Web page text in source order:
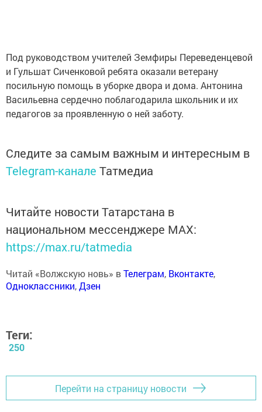
Под руководством учителей Земфиры Переведенцевой
и Гульшат Сиченковой ребята оказали ветерану
посильную помощь в уборке двора и дома. Антонина
Васильевна сердечно поблагодарила школьник и их
педагогов за проявленную о ней заботу.
Следите за самым важным и интересным в
Telegram-канале Татмедиа
Читайте новости Татарстана в
национальном мессенджере MАХ:
https://max.ru/tatmedia
Читай «Волжскую новь» вТелеграм, Вконтакте,
Одноклассники,Дзен
Теги:
250
Перейти на страницу новости